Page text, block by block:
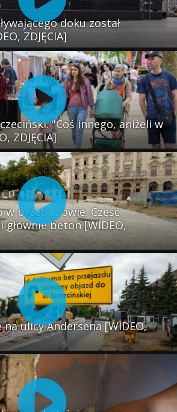
doku został
ZDJĘCIA]
"Coś innego, aniżeli w
ZDJĘCIA]
w przebudowie. Część
głównie beton [WIDEO,
ulicy Andersena [WIDEO,